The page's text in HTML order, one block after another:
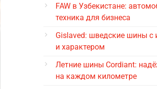
FAW в Узбекистане:
техника для бизнеса
Gislaved: шведские шины с
и характером
Летние шины Cordiant:
на каждом километре